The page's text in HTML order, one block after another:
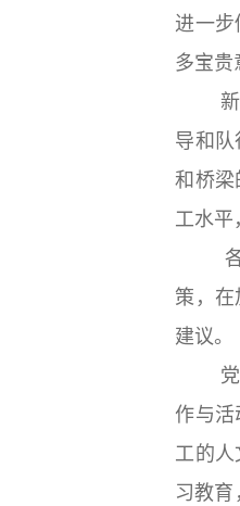
进一
多宝贵
新一
导和
和桥梁
工水平
各工
策，
建议。
党委
作与
工的
习教育